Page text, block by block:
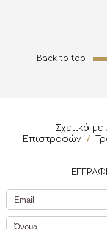
Back to top
Σχετικά με
Επιστροφών /